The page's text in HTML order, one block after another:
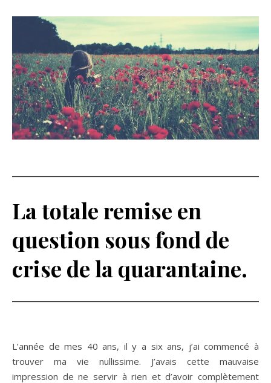
La totale remise en
question sous fond de
crise de la quarantaine.
L’année de mes 40 ans, il y a six ans, j’ai commencé à
trouver ma vie nullissime. J’avais cette mauvaise
impression de ne servir à rien et d’avoir complètement